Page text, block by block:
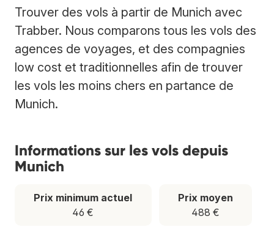
Trouver des vols à partir de Munich avec
Trabber. Nous comparons tous les vols des
agences de voyages, et des compagnies
low cost et traditionnelles afin de trouver
les vols les moins chers en partance de
Munich.
Informations sur les vols depuis
Munich
Prix minimum actuel
46 €
Prix moyen
488 €